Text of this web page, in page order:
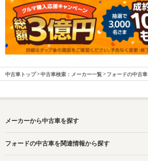
中古車トップ 中古車検索：メーカー一覧 フォードの中古車
メーカーから中古車を探す
フォードの中古車を関連情報から探す